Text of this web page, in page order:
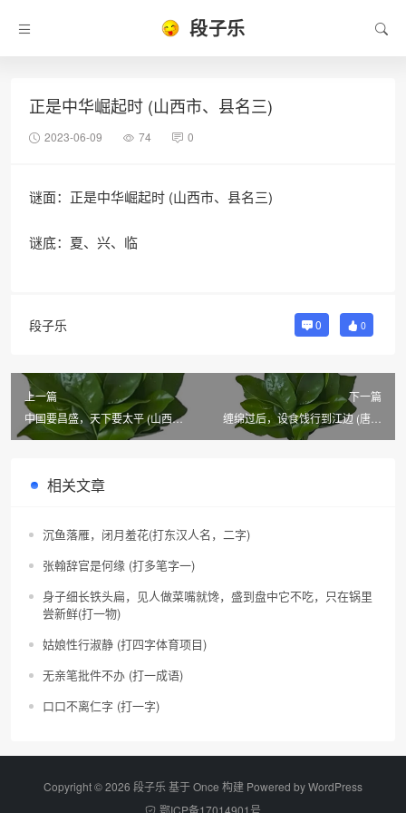
段子乐
正是中华崛起时 (山西市、县名三)
2023-06-09 74 0
谜面：正是中华崛起时 (山西市、县名三)
谜底：夏、兴、临
段子乐 0 0
上一篇
中国要昌盛，天下要太平 (山西
市、县名)
下一篇
缠绵过后，设食饯行到江边 (唐宋
相关文章
沉鱼落雁，闭月羞花(打东汉人名，二字)
张翰辞官是何缘 (打多笔字一)
身子细长铁头扁，见人做菜嘴就馋，盛到盘中它不吃，只在锅里
尝新鲜(打一物)
姑娘性行淑静 (打四字体育项目)
无亲笔批件不办 (打一成语)
口口不离仁字 (打一字)
Copyright © 2026 段子乐 基于 Once 构建 Powered byWordPress
鄂ICP备17014901号